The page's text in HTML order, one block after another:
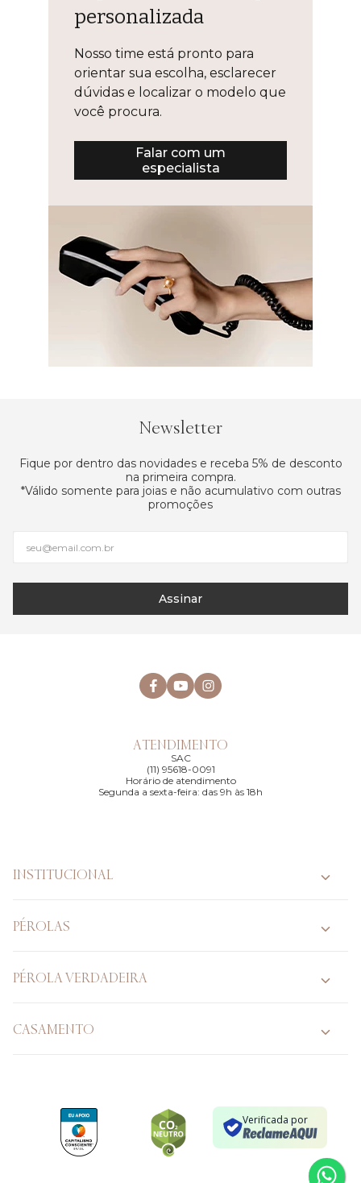
personalizada
Nosso time está pronto para
orientar sua escolha, esclarecer
dúvidas e localizar o modelo que
você procura.
Falar com um
especialista
Newsletter
Fique por dentro das novidades e receba 5% de desconto
na primeira compra.
*Válido somente para joias e não acumulativo com outras
promoções
Assinar
ATENDIMENTO
SAC
(11) 95618-0091
Horário de atendimento
Segunda a sexta-feira: das 9h às 18h
INSTITUCIONAL
PÉROLAS
PÉROLA VERDADEIRA
CASAMENTO
Verificada por